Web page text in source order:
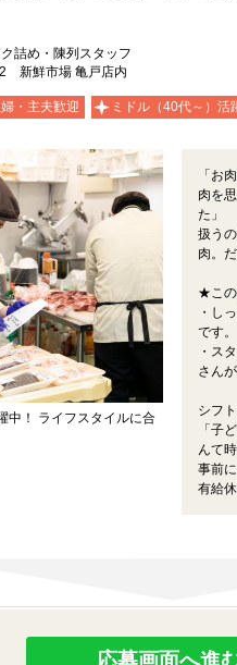
詰め・陳列スタッフ
新鮮市場 亀戸店内
・主夫歓迎 ミドル（40代～）活
中！ ライフスタイルに合
「お
肉を
た」
扱う
肉。
★この
・し
です
・ス
さん
シフ
「子
んて時
事前
有給
応募画面へ進